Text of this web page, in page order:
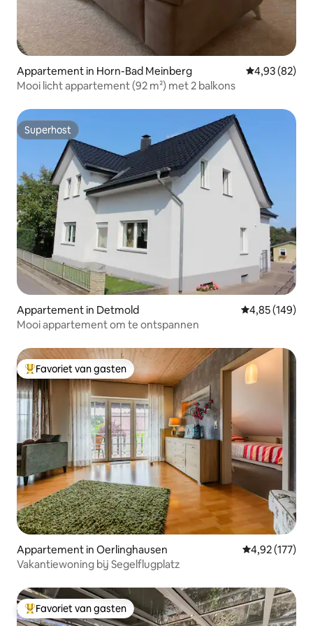
Appartement in Horn-Bad Meinberg Gemiddelde
4,93 (82)
Mooi licht appartement (92 m²) met 2 balkons
Superhost
Superhost
Appartement in Detmold Gemiddelde
4,85 (149)
Mooi appartement om te ontspannen
Topfavoriet van gasten
Favoriet van gasten
Appartement in Oerlinghausen Gemiddelde
4,92 (177)
Vakantiewoning bij Segelflugplatz
Topfavoriet van gasten
Favoriet van gasten